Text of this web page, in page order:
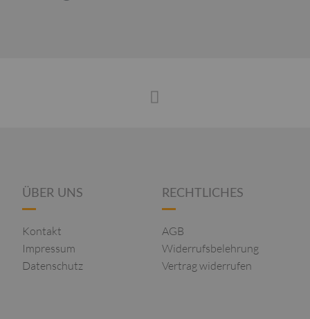
ÜBER UNS
Kontakt
Impressum
Datenschutz
RECHTLICHES
AGB
Widerrufsbelehrung
Vertrag widerrufen